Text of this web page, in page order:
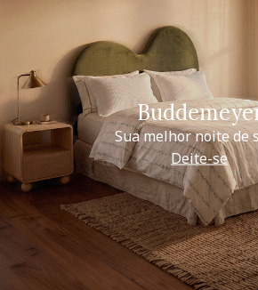
Sua melhor noite de
Deite-se